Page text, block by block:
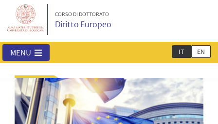
CORSO DI DOTTORATO
Diritto Europeo
IT EN
MENU